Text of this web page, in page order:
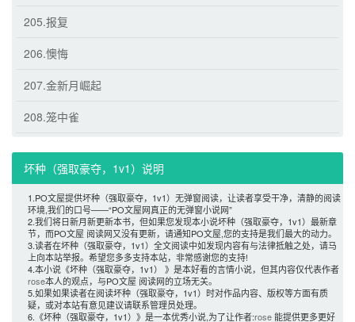
205.报复
206.懊悔
207.金新月崛起
208.笼中雀
坏种（强取豪夺，1v1）说明
1.PO文屋提供坏种（强取豪夺，1v1）无弹窗阅读，让读者享受干净，清静的阅读
环境,我们的口号——“PO文屋网真正的无弹窗小说网”
2.我们将日新月新更新本书，但如果您发现本小说坏种（强取豪夺，1v1）最新章
节，而PO文屋 阅读网又没有更新，请通知PO文屋,您的支持是我们最大的动力。
3.读者在坏种（强取豪夺，1v1）全文阅读中如发现内容有与法律抵触之处，请马
上向本站举报。希望您多多支持本站，非常感谢您的支持!
4.本小说《坏种（强取豪夺，1v1） 》是本好看的言情小说，但其内容仅代表作者
rose本人的观点，与PO文屋 阅读网的立场无关。
5.如果如果读者在阅读坏种（强取豪夺，1v1）时对作品内容、版权等方面有质
疑，或对本站有意见建议请联系管理员处理。
6.《坏种（强取豪夺，1v1）》是一本优秀小说,为了让作者:rose能提供更多更好